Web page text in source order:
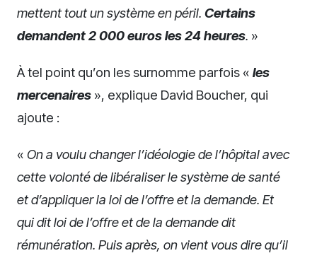
mettent tout un système en péril. Certains
demandent 2 000 euros les 24 heures. »
À tel point qu’on les surnomme parfois « les
mercenaires », explique David Boucher, qui
ajoute :
« On a voulu changer l’idéologie de l’hôpital avec
cette volonté de libéraliser le système de santé
et d’appliquer la loi de l’offre et la demande. Et
qui dit loi de l’offre et de la demande dit
rémunération. Puis après, on vient vous dire qu’il